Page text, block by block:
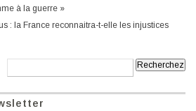
à la guerre »
: la France reconnaitra-t-elle les injustices
Recherche: